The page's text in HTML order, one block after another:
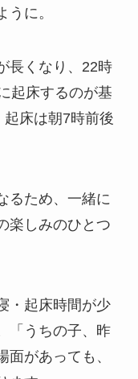
に。
長くなり、22時
起床するのが基
床は朝7時前後
るため、一緒に
楽しみのひとつ
・起床時間が少
「うちの子、昨
面があっても、